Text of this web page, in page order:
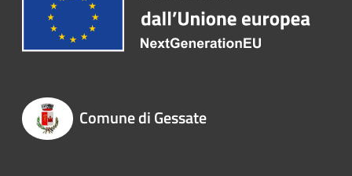
Comune di Gessate